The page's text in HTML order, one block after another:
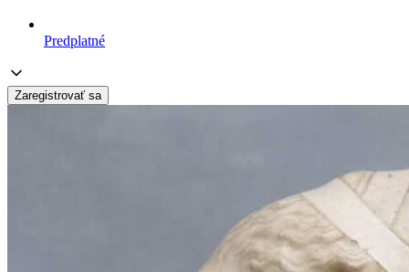
Predplatné
Zaregistrovať sa